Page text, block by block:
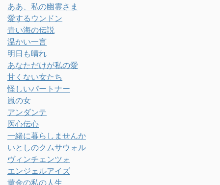
ああ、私の幽霊さま
愛するウンドン
青い海の伝説
温かい一言
明日も晴れ
あなただけが私の愛
甘くない女たち
怪しいパートナー
嵐の女
アンダンテ
医心伝心
一緒に暮らしませんか
いとしのクムサウォル
ヴィンチェンツォ
エンジェルアイズ
黄金の私の人生